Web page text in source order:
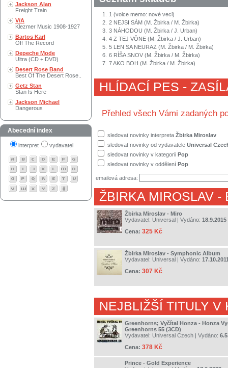
Jackson Alan
Freight Train
V/A
Klezmer Music 1908-1927
Bartos Karl
Off The Record
Depeche Mode
Ultra (CD + DVD)
Desert Rose Band
Best Of The Desert Rose..
Getz Stan
Stan Is Here
Jackson Michael
Dangerous
Abecední index
interpret vydavatel
1.
1 (voice memo: nové veci)
2. 2 NEJSI SÁM (M. Žbirka / M. Žbirka)
3. 3 NÁHODOU (M. Žbirka / J. Urban)
4. 4 Z TEJ VÔNE (M. Žbirka / J. Urban)
5. 5 LEN SA NEURAZ (M. Žbirka / M. Žbirka)
6. 6 RÍŠA SNOV (M. Žbirka / M. Žbirka)
7. 7 AKO BOH (M. Žbirka / M. Žbirka)
HLÍDACÍ PES -
Přehled všech Vámi zadaných
sledovat novinky interpreta Žbirka Miroslav
sledovat novinky od vydavatele Universal
sledovat novinky v kategorii Pop
sledovat novinky v oddělení Pop
emailová adresa:
ŽBIRKA MIROSLAV -
Žbirka Miroslav - Miro
Vydavatel: Universal | Vydáno: 18.9.2015
Cena: 325 Kč
Žbirka Miroslav - Symphonic Album
Vydavatel: Universal | Vydáno:
Cena: 307 Kč
NEJBLIŽŠÍ TITULY V
Greenhorns; Vyčítal Honza - Honza
Greenhorns 55 (3CD)
Vydavatel: Universal Czech | Vydáno:
Cena: 378 Kč
Prince - Gold Experience